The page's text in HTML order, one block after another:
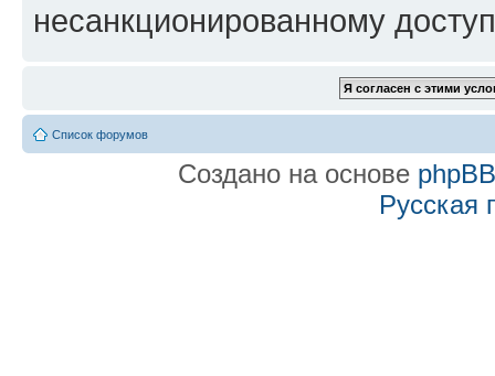
несанкционированному
Список форумов
Создано на основе phpBB
Русская